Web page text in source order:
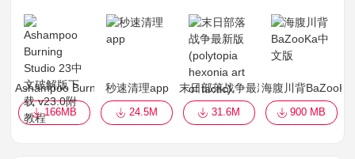
Ashampoo Burning Studio 23中文破解版下载 v23.0附教程
166MB
秒速清理app
24.5M
末日部落战争最新版(polytopia
31.6M
海腹川背
900 MB